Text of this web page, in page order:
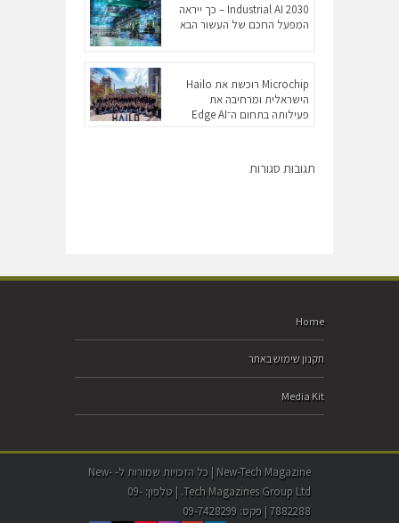
Industrial AI 2030 – כך ייראה
המפעל החכם של העשור הבא
Microchip רוכשת את Hailo
הישראלית ומרחיבה את
פעילותה בתחום ה־Edge AI
תגובות סגורות
Home
תקנון שימוש באתר
Media Kit
New-Tech Magazine | כל הזכויות שמורות ל- New-
Tech Magazines Group Ltd. | טלפון: 09-
7882288 | פקס: 09-7428299